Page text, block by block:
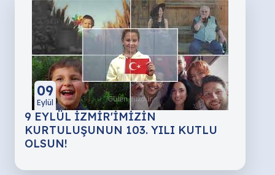
09
Eylül
9 EYLÜL İZMİR'İMİZİN
KURTULUŞUNUN 103. YILI KUTLU
OLSUN!